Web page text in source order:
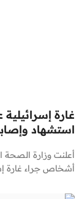
غارة
استشهاد وإصابة 7
أشخاص جراء غارة